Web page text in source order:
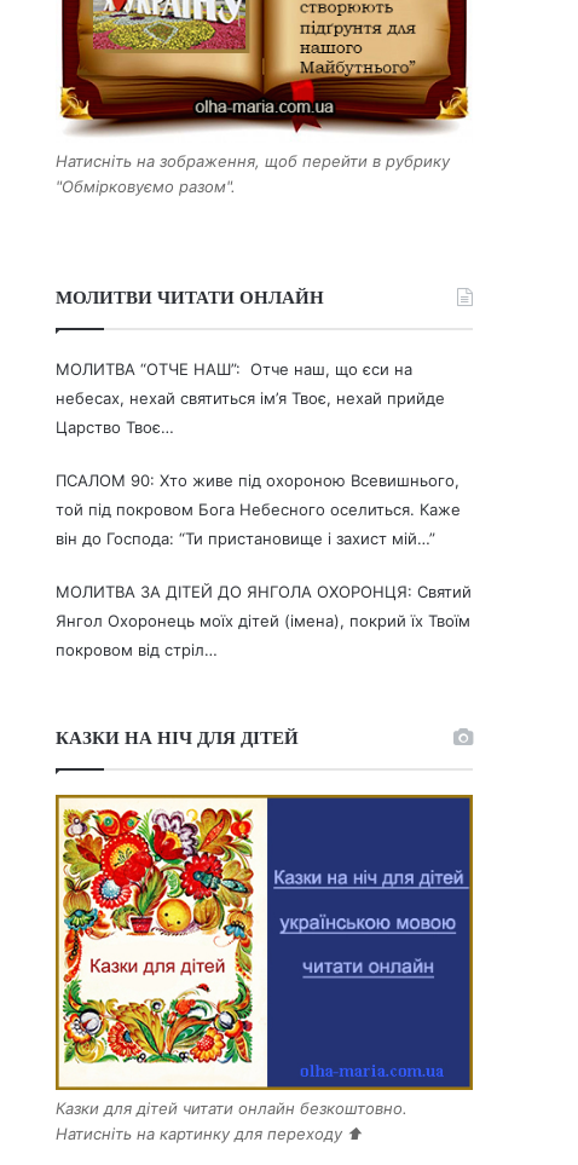
Натисніть на зображення, щоб перейти в рубрику
"Обмірковуємо разом".
МОЛИТВИ ЧИТАТИ ОНЛАЙН
МОЛИТВА “ОТЧЕ НАШ”: Отче наш, що єси на
небесах, нехай святиться ім’я Твоє, нехай прийде
Царство Твоє…
ПСАЛОМ 90: Хто живе під охороною Всевишнього,
той під покровом Бога Небесного оселиться. Каже
він до Господа: “Ти пристановище і захист мій…”
МОЛИТВА ЗА ДІТЕЙ ДО ЯНГОЛА ОХОРОНЦЯ: Святий
Янгол Охоронець моїх дітей (імена), покрий їх Твоїм
покровом від стріл…
КАЗКИ НА НІЧ ДЛЯ ДІТЕЙ
Казки для дітей читати онлайн безкоштовно.
Натисніть на картинку для переходу ⬆️